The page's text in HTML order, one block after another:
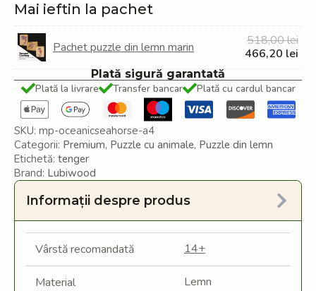
Mai ieftin la pachet
Pachet puzzle din lemn marin 518,00lei
a
466,20 lei
Plată sigură garantată
Plată la livrare
Transfer bancar Plată cu cardul bancar
SKU: mp-oceanicseahorse-a4
Categorii: Premium, Puzzle cu animale, Puzzle din lemn
Etichetă: tenger
Brand: Lubiwood
Informații despre produs
Vârstă recomandată 14+
Material Lemn